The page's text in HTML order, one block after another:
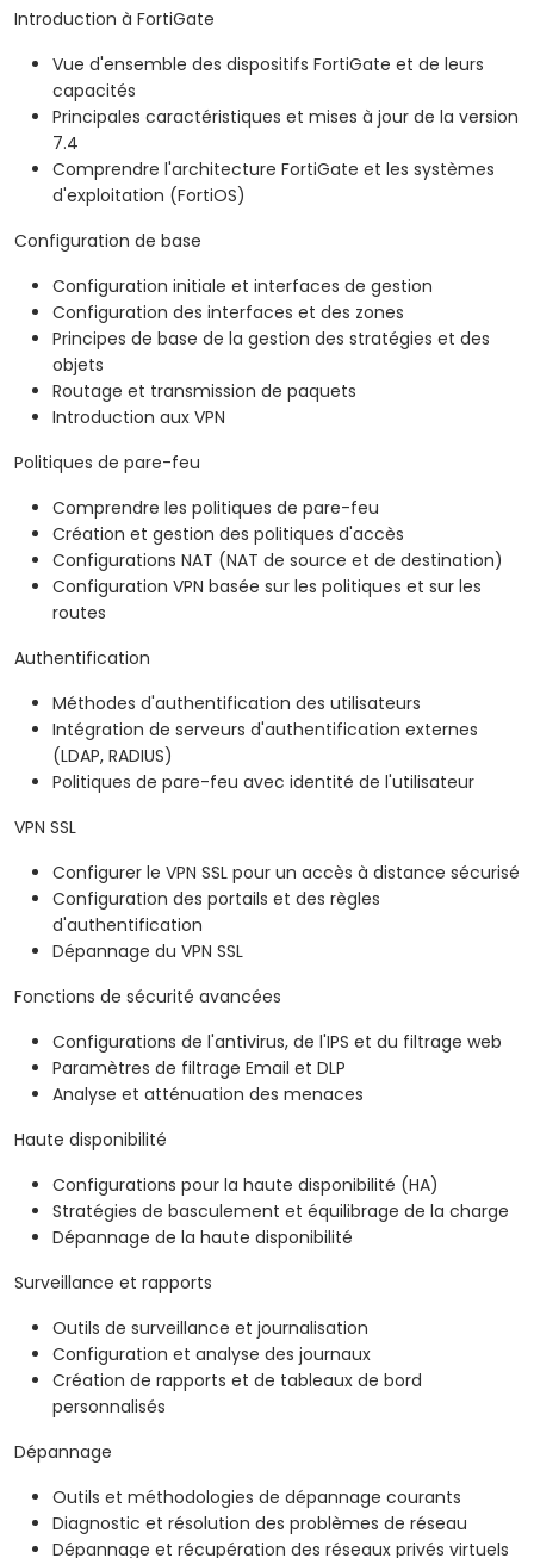
Introduction à FortiGate
Vue d'ensemble des dispositifs FortiGate et de leurs
capacités
Principales caractéristiques et mises à jour de la version
7.4
Comprendre l'architecture FortiGate et les systèmes
d'exploitation (FortiOS)
Configuration de base
Configuration initiale et interfaces de gestion
Configuration des interfaces et des zones
Principes de base de la gestion des stratégies et des
objets
Routage et transmission de paquets
Introduction aux VPN
Politiques de pare-feu
Comprendre les politiques de pare-feu
Création et gestion des politiques d'accès
Configurations NAT (NAT de source et de destination)
Configuration VPN basée sur les politiques et sur les
routes
Authentification
Méthodes d'authentification des utilisateurs
Intégration de serveurs d'authentification externes
(LDAP, RADIUS)
Politiques de pare-feu avec identité de l'utilisateur
VPN SSL
Configurer le VPN SSL pour un accès à distance sécurisé
Configuration des portails et des règles
d'authentification
Dépannage du VPN SSL
Fonctions de sécurité avancées
Configurations de l'antivirus, de l'IPS et du filtrage web
Paramètres de filtrage Email et DLP
Analyse et atténuation des menaces
Haute disponibilité
Configurations pour la haute disponibilité (HA)
Stratégies de basculement et équilibrage de la charge
Dépannage de la haute disponibilité
Surveillance et rapports
Outils de surveillance et journalisation
Configuration et analyse des journaux
Création de rapports et de tableaux de bord
personnalisés
Dépannage
Outils et méthodologies de dépannage courants
Diagnostic et résolution des problèmes de réseau
Dépannage et récupération des réseaux privés virtuels